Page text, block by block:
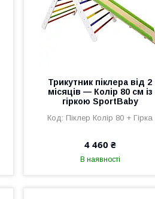
Трикутник піклера від 2
місяців — Колір 80 см із
гіркою SportBaby
Піклер Колір 80 + Гірка
4 460 ₴
В наявності